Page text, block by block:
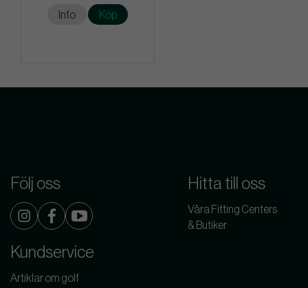
Info Köp
Följ oss Hitta till oss
Våra Fitting Centers
& Butiker
Kundservice
Artiklar om golf